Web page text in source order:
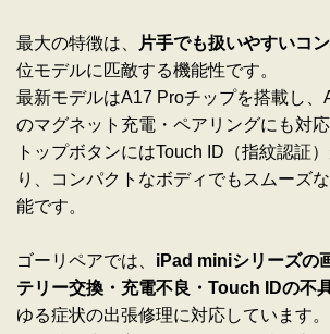
最大の特徴は、 片手でも扱いやすいコ
位モデルに匹敵する機能性です。
最新モデルはA17 Proチップを搭載し
のマグネット充電・ペアリングにも対応
トップボタンにはTouch ID（指紋認証
り、コンパクトなボディでもスムーズ
能です。
ゴーリペアでは、 iPad miniシリーズの
テリー交換・充電不良・Touch IDの不
ゆる症状の出張修理に対応しています。